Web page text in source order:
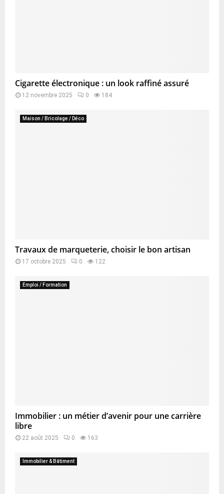
Cigarette électronique : un look raffiné assuré
12 novembre 2025 0 184
Maison / Bricolage / Déco
Travaux de marqueterie, choisir le bon artisan
17 octobre 2025 0 122
Emploi / Formation
Immobilier : un métier d’avenir pour une carrière
libre
22 août 2025 0 163
Immobilier & Bâtiment